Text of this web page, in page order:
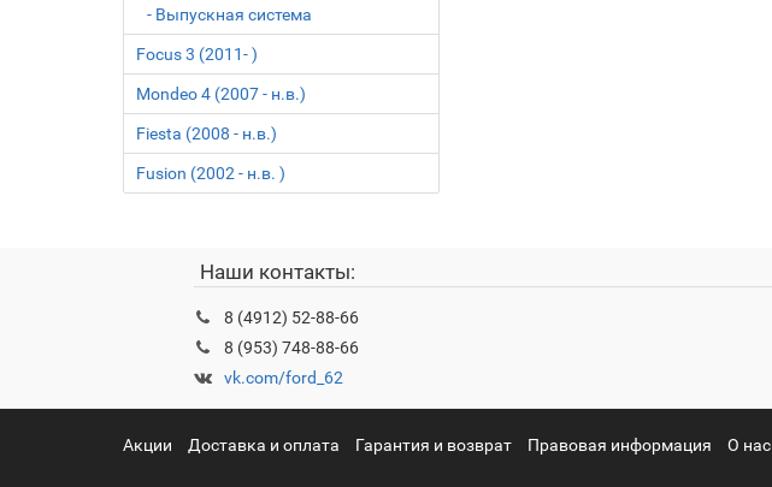
- Выпускная система
Focus 3 (2011- )
Mondeo 4 (2007 - н.в.)
Fiesta (2008 - н.в.)
Fusion (2002 - н.в. )
Наши контакты:
8 (4912) 52-88-66
8 (953) 748-88-66
vk.com/ford_62
Акции Доставка и оплата Гарантия и возврат Правовая информация О нас